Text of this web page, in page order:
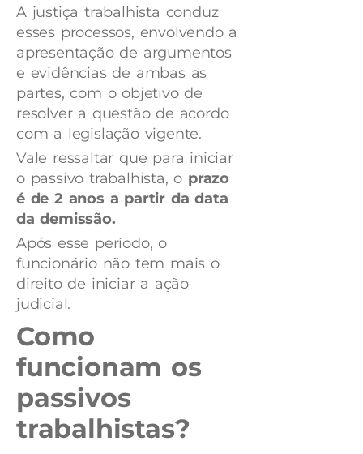
A justiça trabalhista conduz
esses processos, envolvendo a
apresentação de argumentos
e evidências de ambas as
partes, com o objetivo de
resolver a questão de acordo
com a legislação vigente.
Vale ressaltar que para iniciar
o passivo trabalhista, o prazo
é de 2 anos a partir da data
da demissão.
Após esse período, o
funcionário não tem mais o
direito de iniciar a ação
judicial.
Como
funcionam os
passivos
trabalhistas?